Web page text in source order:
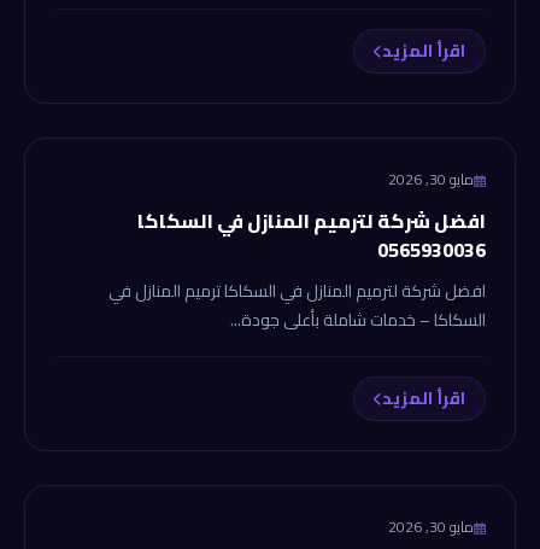
اقرأ المزيد
شركة الانجاز
مايو 30, 2026
افضل شركة لترميم المنازل في السكاكا
0565930036
افضل شركة لترميم المنازل في السكاكا ترميم المنازل في
السكاكا – خدمات شاملة بأعلى جودة...
اقرأ المزيد
شركة الانجاز
مايو 30, 2026